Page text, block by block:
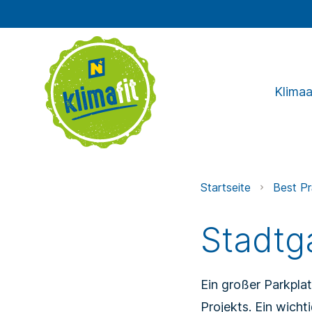
Startseite Best
Ein großer
Projekts. Ein